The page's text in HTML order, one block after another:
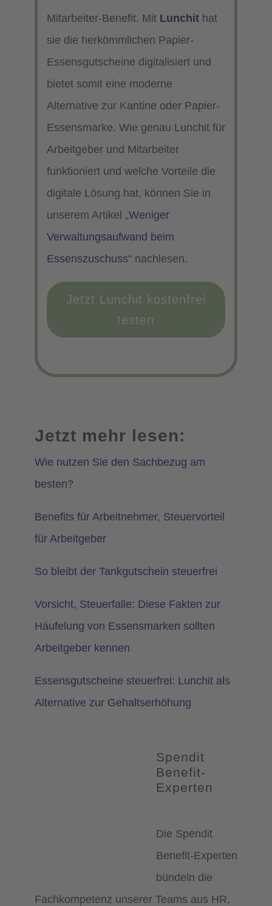
Mitarbeiter-Benefit. Mit Lunchit hat
sie die herkömmlichen Papier-
Essensgutscheine digitalisiert und
bietet somit eine moderne
Alternative zur Kantine oder Papier-
Essensmarke. Wie genau Lunchit für
Arbeitgeber und Mitarbeiter
funktioniert und welche Vorteile die
digitale Lösung hat, können Sie in
unserem Artikel „Weniger
Verwaltungsaufwand beim
Essenszuschuss“ nachlesen.
Jetzt Lunchit kostenfrei
testen
Jetzt mehr lesen:
Wie nutzen Sie den Sachbezug am
besten?
Benefits für Arbeitnehmer, Steuervorteil
für Arbeitgeber
So bleibt der Tankgutschein steuerfrei
Vorsicht, Steuerfalle: Diese Fakten zur
Häufelung von Essensmarken sollten
Arbeitgeber kennen
Essensgutscheine steuerfrei: Lunchit als
Alternative zur Gehaltserhöhung
Spendit
Benefit-
Experten
Die Spendit
Benefit-Experten
bündeln die
Fachkompetenz unserer Teams aus HR,